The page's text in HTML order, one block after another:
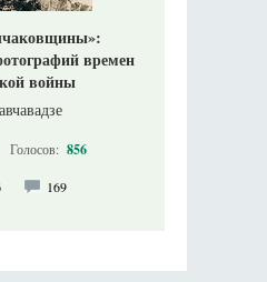
времен
войны
Голосов: 856
169